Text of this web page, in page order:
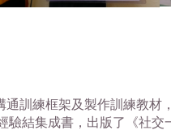
訓練框架及製作訓練教
結集成書，出版了《社交